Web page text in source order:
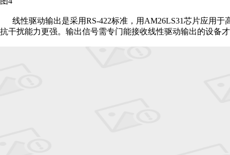
线性驱动输出是采用RS-422标准，用AM26LS31芯片应用
抗干扰能力更强。输出信号需专门能接收线性驱动输出的设备